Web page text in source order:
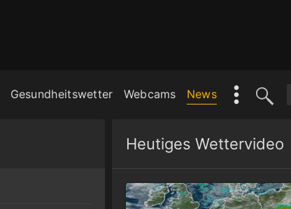
Gesundheitswetter Webcams News
Heutiges Wettervideo